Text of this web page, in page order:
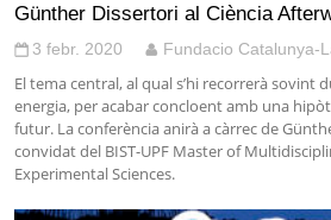
Günther Dissertori al Ciència
3 febr. 2020 Fundacio Catalunya-
El tema central, al qual s’hi recorrerà sovint
energia, per acabar concloent amb una
futur. La conferència anirà a càrrec de
convidat del BIST-UPF Master of
Experimental Sciences.